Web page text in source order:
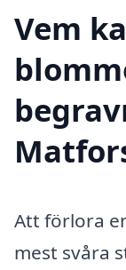
Vem
Att förlora
mest svåra